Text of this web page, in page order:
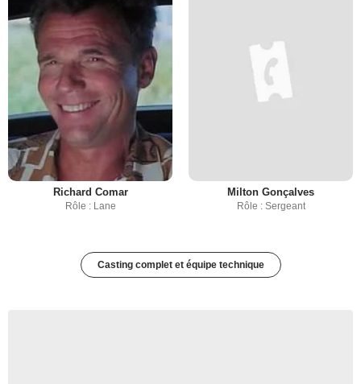
Richard Comar
Rôle : Lane
Milton Gonçalves
Rôle : Sergeant
Casting complet et équipe technique